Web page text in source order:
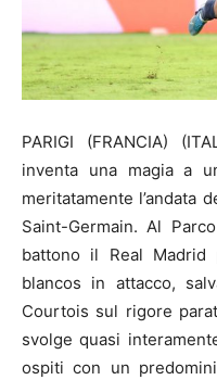
PARIGI (FRANCIA)
inventa una magia a
meritatamente l’andata
Saint-Germain. Al
battono il Real Madrid
blancos in attacco,
Courtois sul rigore
svolge quasi
ospiti con un